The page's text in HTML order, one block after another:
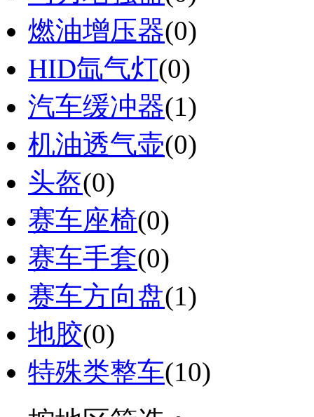
燃油增压器(0)
HID氙气灯(0)
汽车缓冲器(1)
机油透气壶(0)
头盔(0)
赛车座椅(0)
赛车手套(0)
赛车方向盘(1)
地胶(0)
特殊类整车(10)